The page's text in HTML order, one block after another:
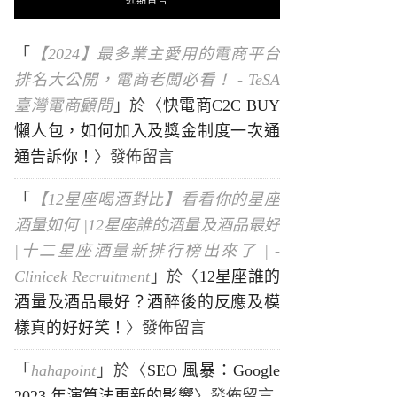
「
【2024】最多業主愛用的電商平台
排名大公開，電商老闆必看！ - TeSA
臺灣電商顧問」於〈快電商C2C BUY
懶人包，如何加入及獎金制度一次通
通告訴你！ 〉發佈留言
「
【12星座喝酒對比】看看你的星座
酒量如何 |12星座誰的酒量及酒品最好
|十二星座酒量新排行榜出來了 | -
Clinicek Recruitment 」於〈 12星座誰的
酒量及酒品最好？酒醉後的反應及模
樣真的好好笑！ 〉發佈留言
「 hahapoint 」於〈 SEO 風暴：Google